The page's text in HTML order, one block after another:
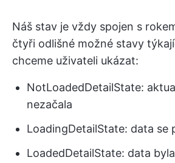
Náš stav je vždy spojen s
čtyři odlišné možné stavy
chceme uživateli ukázat:
NotLoadedDetailState:
nezačala
LoadingDetailState: data se
LoadedDetailState: data